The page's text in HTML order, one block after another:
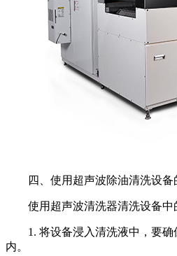
四、使用超声波除油清洗设备
使用超声波清洗器清洗设备中
1. 将设备浸入清洗液中，要
内。